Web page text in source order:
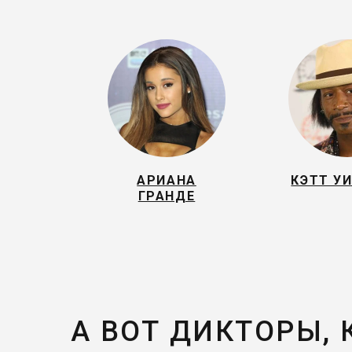
АРИАНА
ГРАНДЕ
КЭТТ
А ВОТ ДИКТОРЫ,